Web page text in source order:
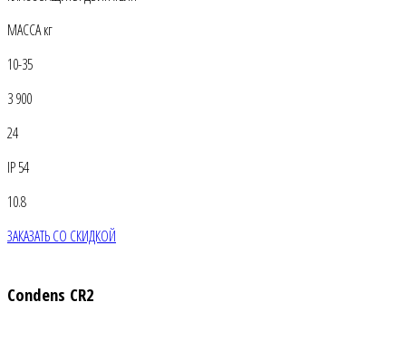
МАССА кг
10-35
3 900
24
IP 54
10.8
ЗАКАЗАТЬ СО СКИДКОЙ
Condens CR2